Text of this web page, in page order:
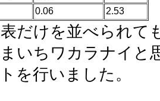
0.06 2.53
だけを並べられて
いちワカラナイと
を行いました。